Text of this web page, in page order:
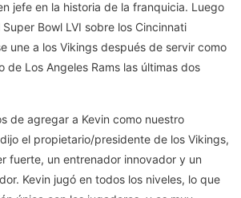
jefe en la historia de la franquicia. Luego
Bowl LVI sobre los Cincinnati
une a los Vikings después de servir como
de Los Angeles Rams las últimas dos
de agregar a Kevin como nuestro
el propietario/presidente de los Vikings,
fuerte, un entrenador innovador y un
Kevin jugó en todos los niveles, lo que